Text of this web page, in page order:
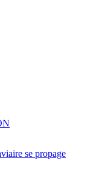
se propage